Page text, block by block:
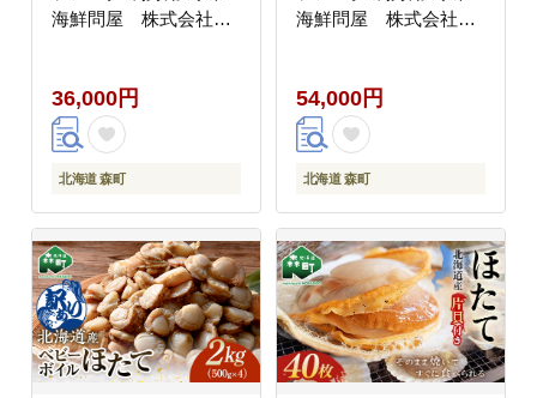
海鮮問屋 株式会社
類 おつまみ 海鮮丼 魚
介類 貝柱 ふるさと納税
北海道 訳あり mr1-
1189
36,000円
北海道 森町
海鮮問屋 株式会社
類 おつまみ 海鮮丼 魚
介類 貝柱 ふるさと納税
北海道 訳あり mr1-
1190
54,000円
北海道 森町